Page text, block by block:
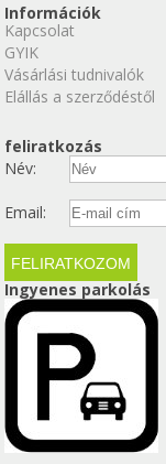
Információk
Kapcsolat
GYIK
Vásárlási tudnivalók
Elállás a szerződéstől
feliratkozás
Név:
Email:
Ingyenes parkolás